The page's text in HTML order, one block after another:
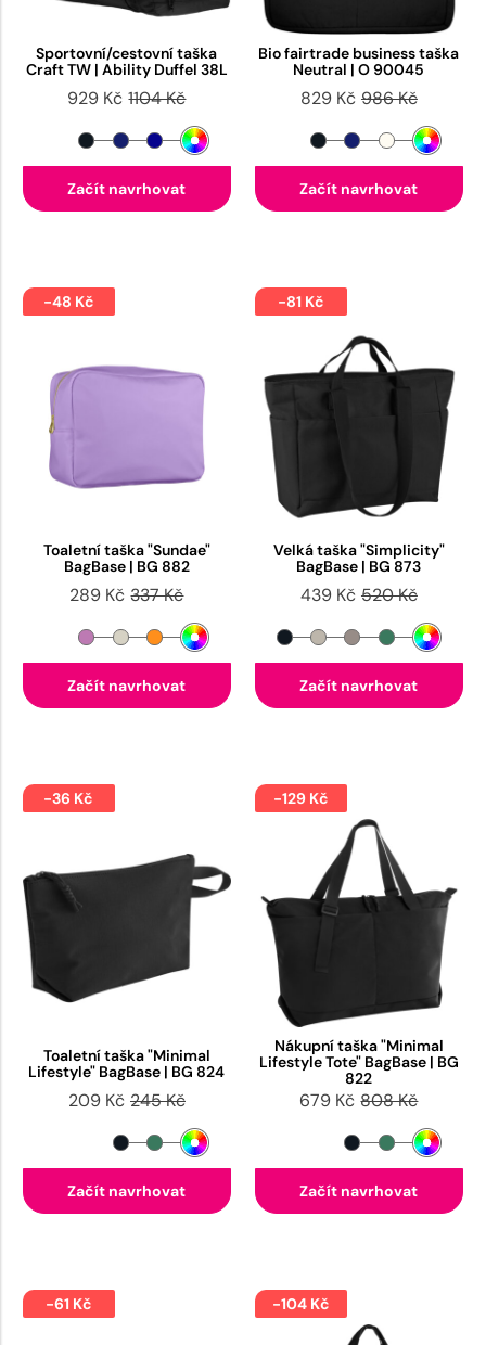
Sportovní/cestovní taška
Craft TW | Ability Duffel 38L
929 Kč 1104 Kč
Začít navrhovat
Bio fairtrade business taška
Neutral | O 90045
829 Kč 986 Kč
Začít navrhovat
-48 Kč
Toaletní taška "Sundae"
BagBase | BG 882
289 Kč 337 Kč
Začít navrhovat
-81 Kč
Velká taška "Simplicity"
BagBase | BG 873
439 Kč 520 Kč
Začít navrhovat
-36 Kč
Toaletní taška "Minimal
Lifestyle" BagBase | BG 824
209 Kč 245 Kč
Začít navrhovat
-129 Kč
Nákupní taška "Minimal
Lifestyle Tote" BagBase | BG
822
679 Kč 808 Kč
Začít navrhovat
-61 Kč -104 Kč